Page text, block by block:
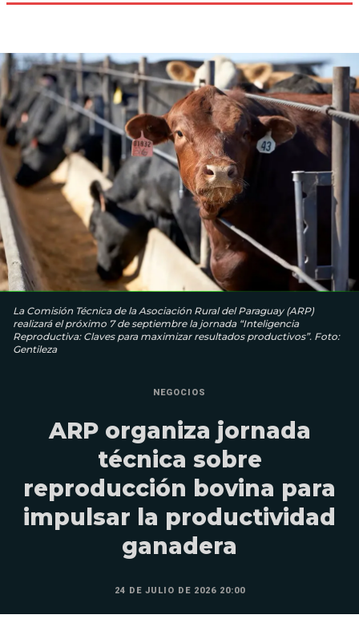
La Comisión Técnica de la Asociación Rural del Paraguay (ARP)
realizará el próximo 7 de septiembre la jornada “Inteligencia
Reproductiva: Claves para maximizar resultados productivos”. Foto:
Gentileza
NEGOCIOS
ARP organiza jornada
técnica sobre
reproducción bovina para
impulsar la productividad
ganadera
24 DE JULIO DE 2026 20:00